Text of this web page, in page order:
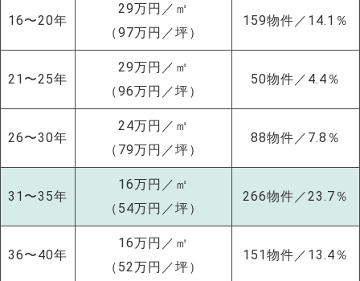
NEW!
NEW!
16〜20年
29万円／㎡
（97万円／坪）
159物件／14.1％
21〜25年
29万円／㎡
（96万円／坪）
50物件／4.4％
26〜30年
24万円／㎡
（79万円／坪）
88物件／7.8％
31〜35年
16万円／㎡
（54万円／坪）
266物件／23.7％
36〜40年
16万円／㎡
（52万円／坪）
151物件／13.4％